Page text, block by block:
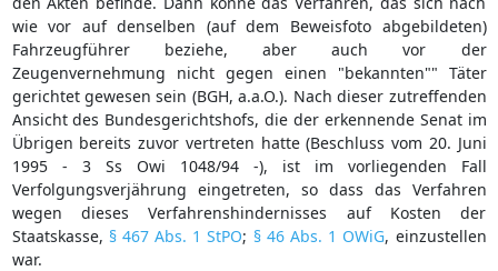
wie vor auf denselben (auf dem Beweisfoto abgebildeten)
Fahrzeugführer beziehe, aber auch vor der
Zeugenvernehmung nicht gegen einen "bekannten"" Täter
gerichtet gewesen sein (BGH, a.a.O.). Nach dieser zutreffenden
Ansicht des Bundesgerichtshofs, die der erkennende Senat im
Übrigen bereits zuvor vertreten hatte (Beschluss vom 20. Juni
1995 - 3 Ss Owi 1048/94 -), ist im vorliegenden Fall
Verfolgungsverjährung eingetreten, so dass das Verfahren
wegen dieses Verfahrenshindernisses auf Kosten der
Staatskasse, § 467 Abs. 1 StPO; § 46 Abs. 1 OWiG, einzustellen
war.